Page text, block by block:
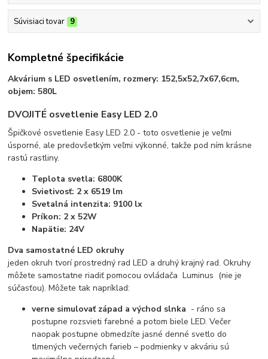
Súvisiaci tovar 9
Kompletné špecifikácie
Akvárium s LED osvetlením, rozmery: 152,5x52,7x67,6cm,
objem: 580L
DVOJITÉ osvetlenie Easy LED 2.0
Špičkové osvetlenie Easy LED 2.0 - toto osvetlenie je veľmi
úsporné, ale predovšetkým veľmi výkonné, takže pod ním krásne
rastú rastliny.
Teplota svetla: 6800K
Svietivosť: 2 x 6519 lm
Svetalná intenzita: 9100 lx
Príkon: 2 x 52W
Napätie: 24V
Dva samostatné LED okruhy
jeden okruh tvorí prostredný rad LED a druhý krajný rad. Okruhy
môžete samostatne riadiť pomocou ovládača Luminus (nie je
súčasťou). Môžete tak napríklad:
verne simulovať západ a východ slnka - ráno sa
postupne rozsvieti farebné a potom biele LED. Večer
naopak postupne obmedzíte jasné denné svetlo do
tlmených večerných farieb – podmienky v akváriu sú